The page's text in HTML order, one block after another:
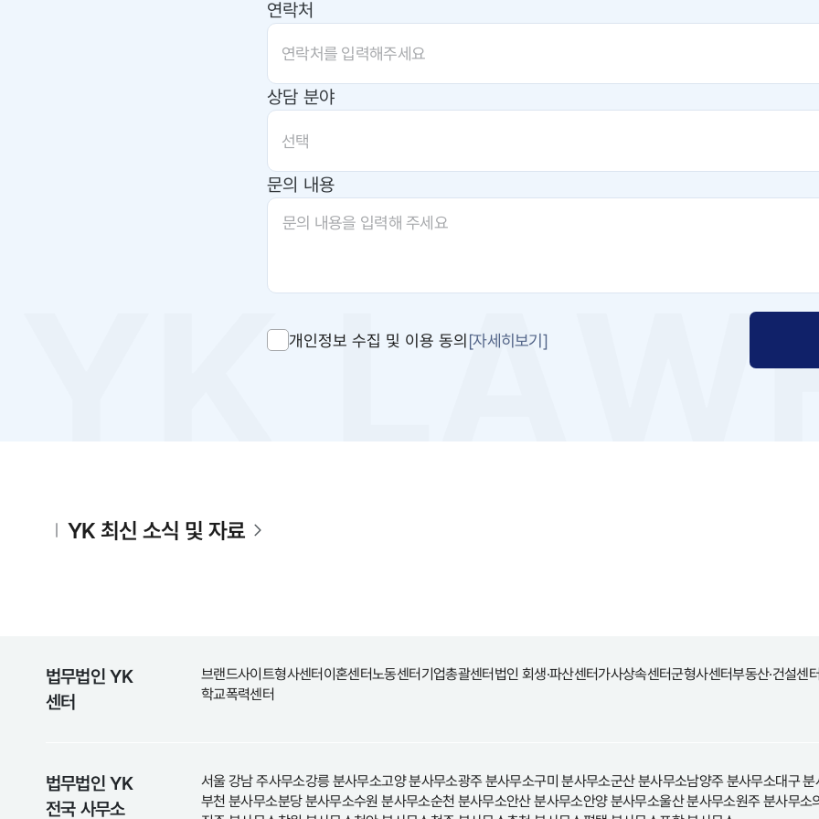
연락처
상담 분야
선택
문의 내용
개인정보 수집 및 이용 동의[자세히보기]
YK 최신 소식 및 자료
법무법인 YK
센터
브랜드사이트형사센터이혼센터노동센터기업총괄센터법인 회생·파산센터가사상속센터군형사센터부동산·건설센
학교폭력센터
법무법인 YK
전국 사무소
서울 강남 주사무소강릉 분사무소고양 분사무소광주 분사무소구미 분사무소군산 분사무소남양주 분사무소대구
부천 분사무소분당 분사무소수원 분사무소순천 분사무소안산 분사무소안양 분사무소울산 분사무소원주 분사무소